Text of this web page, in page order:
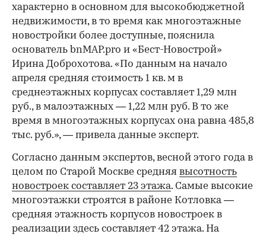
характерно в основном для высокобюджетной
недвижимости, в то время как многоэтажные
новостройки более доступные, пояснила
основатель bnMAP.pro и «Бест-Новострой»
Ирина Доброхотова. «По данным на начало
апреля средняя стоимость 1 кв. м в
среднеэтажных корпусах составляет 1,29 млн
руб., в малоэтажных — 1,22 млн руб. В то же
время в многоэтажных корпусах она равна 485,8
тыс. руб.», — привела данные эксперт.
Согласно данным экспертов, весной этого года в
целом по Старой Москве средняя высотность
новостроек составляет 23 этажа. Самые высокие
многоэтажки строятся в районе Котловка —
средняя этажность корпусов новостроек в
реализации здесь составляет 42 этажа. На